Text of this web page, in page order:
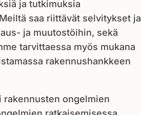
ja tutkimuksia
saa riittävät selvitykset ja
ja muutostöihin, sekä
tarvittaessa myös mukana
rakennushankkeen
rakennusten ongelmien